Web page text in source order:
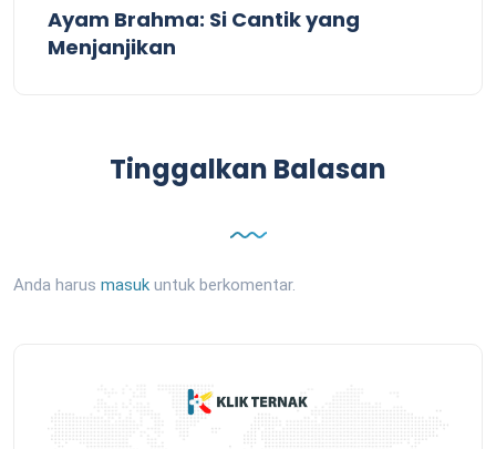
Ayam Brahma: Si Cantik yang
Menjanjikan
Tinggalkan Balasan
Anda harus masuk untuk berkomentar.